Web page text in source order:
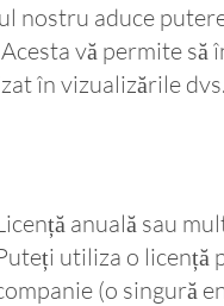
nostru aduce
vă permite să
în vizualizările dvs.
anuală sau
utiliza o licență
(o singură